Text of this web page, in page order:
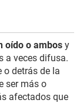
oído o ambos y
a veces difusa.
o detrás de la
ser más o
afectados que